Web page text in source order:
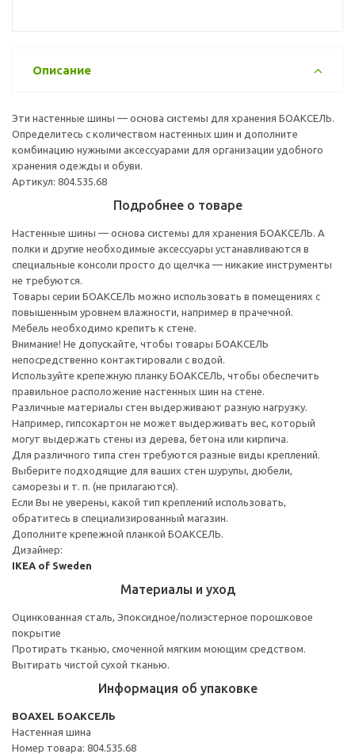
Описание
Эти настенные шины — основа системы для хранения БОАКСЕЛЬ.
Определитесь с количеством настенных шин и дополните
комбинацию нужными аксессуарами для организации удобного
хранения одежды и обуви.
Артикул: 804.535.68
Подробнее о товаре
Настенные шины — основа системы для хранения БОАКСЕЛЬ. А
полки и другие необходимые аксессуары устанавливаются в
специальные консоли просто до щелчка — никакие инструменты
не требуются.
Товары серии БОАКСЕЛЬ можно использовать в помещениях с
повышенным уровнем влажности, например в прачечной.
Мебель необходимо крепить к стене.
Внимание! Не допускайте, чтобы товары БОАКСЕЛЬ
непосредственно контактировали с водой.
Используйте крепежную планку БОАКСЕЛЬ, чтобы обеспечить
правильное расположение настенных шин на стене.
Различные материалы стен выдерживают разную нагрузку.
Например, гипсокартон не может выдерживать вес, который
могут выдержать стены из дерева, бетона или кирпича.
Для различного типа стен требуются разные виды креплений.
Выберите подходящие для ваших стен шурупы, дюбели,
саморезы и т. п. (не прилагаются).
Если Вы не уверены, какой тип креплений использовать,
обратитесь в специализированный магазин.
Дополните крепежной планкой БОАКСЕЛЬ.
Дизайнер:
IKEA of Sweden
Материалы и уход
Оцинкованная сталь, Эпоксидное/полиэстерное порошковое
покрытие
Протирать тканью, смоченной мягким моющим средством.
Вытирать чистой сухой тканью.
Информация об упаковке
BOAXEL БОАКСЕЛЬ
Настенная шина
Номер товара: 804.535.68